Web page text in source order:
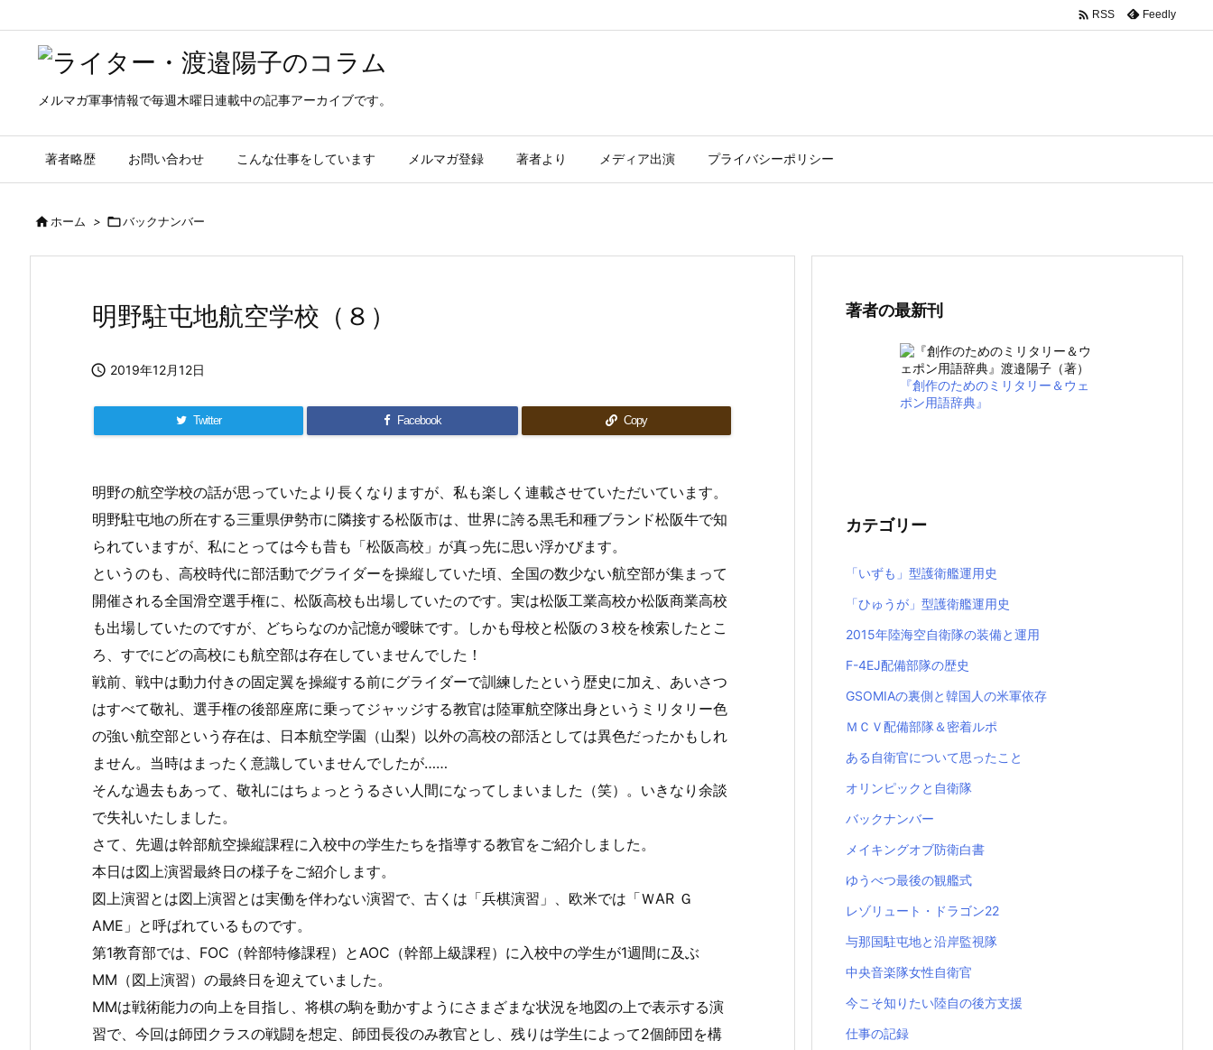
メルマガ軍事情報で毎週木曜日連載中の記事アーカイブです。
著者略歴 お問い合わせ こんな仕事をしています メルマガ登録 著者より メディア出演 プライバシーポリシー
 RSS Feedly
ホーム > バックナンバー
明野駐屯地航空学校（８）
 2019年12月12日
Twitter Facebook Copy
明野の航空学校の話が思っていたより長くなりますが、私も楽しく連載させていただいています。
明野駐屯地の所在する三重県伊勢市に隣接する松阪市は、世界に誇る黒毛和種ブランド松阪牛で知
られていますが、私にとっては今も昔も「松阪高校」が真っ先に思い浮かびます。
というのも、高校時代に部活動でグライダーを操縦していた頃、全国の数少ない航空部が集まって
開催される全国滑空選手権に、松阪高校も出場していたのです。実は松阪工業高校か松阪商業高校
も出場していたのですが、どちらなのか記憶が曖昧です。しかも母校と松阪の３校を検索したとこ
ろ、すでにどの高校にも航空部は存在していませんでした！
戦前、戦中は動力付きの固定翼を操縦する前にグライダーで訓練したという歴史に加え、あいさつ
はすべて敬礼、選手権の後部座席に乗ってジャッジする教官は陸軍航空隊出身というミリタリー色
の強い航空部という存在は、日本航空学園（山梨）以外の高校の部活としては異色だったかもしれ
ません。当時はまったく意識していませんでしたが……
そんな過去もあって、敬礼にはちょっとうるさい人間になってしまいました（笑）。いきなり余談
で失礼いたしました。
さて、先週は幹部航空操縦課程に入校中の学生たちを指導する教官をご紹介しました。
本日は図上演習最終日の様子をご紹介します。
図上演習とは図上演習とは実働を伴わない演習で、古くは「兵棋演習」、欧米では「ＷAR Ｇ
AME」と呼ばれているものです。
第1教育部では、FOC（幹部特修課程）とAOC（幹部上級課程）に入校中の学生が1週間に及ぶ
MM（図上演習）の最終日を迎えていました。
MMは戦術能力の向上を目指し、将棋の駒を動かすようにさまざまな状況を地図の上で表示する演
習で、今回は師団クラスの戦闘を想定、師団長役のみ教官とし、残りは学生によって2個師団を構
著者の最新刊
『創作のためのミリタリー＆ウェ
ポン用語辞典』
カテゴリー
「いずも」型護衛艦運用史
「ひゅうが」型護衛艦運用史
2015年陸海空自衛隊の装備と運用
F-4EJ配備部隊の歴史
GSOMIAの裏側と韓国人の米軍依存
ＭＣＶ配備部隊＆密着ルポ
ある自衛官について思ったこと
オリンピックと自衛隊
バックナンバー
メイキングオブ防衛白書
ゆうべつ最後の観艦式
レゾリュート・ドラゴン22
与那国駐屯地と沿岸監視隊
中央音楽隊女性自衛官
今こそ知りたい陸自の後方支援
仕事の記録